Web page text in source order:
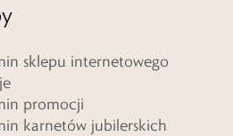
sklepu internetowego
promocji
karnetów jubilerskich